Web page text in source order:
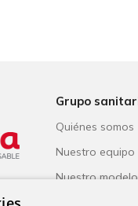
Grupo
Quiénes somos
Nuestro equipo
Nuestro modelo